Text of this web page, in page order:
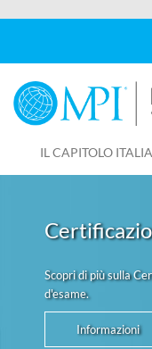
IL CAPITOLO ITALIA
Scopri di più sulla
d'esame.
Informazioni